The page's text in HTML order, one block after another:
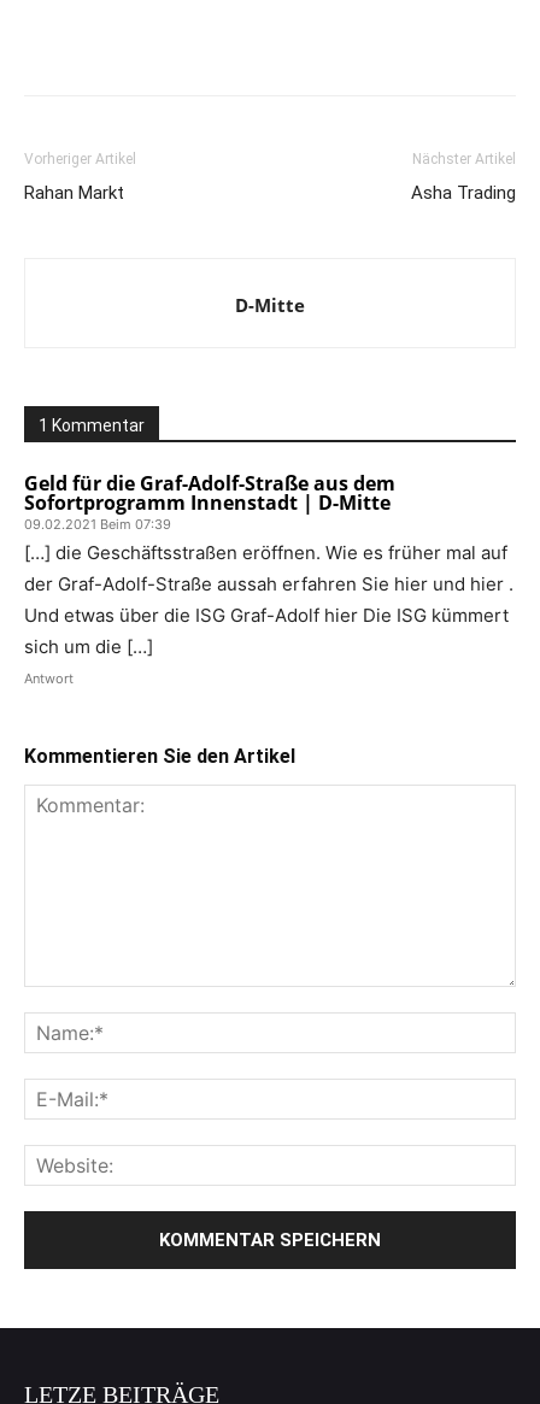
Vorheriger Artikel
Rahan Markt
Nächster Artikel
Asha Trading
D-Mitte
1 Kommentar
Geld für die Graf-Adolf-Straße aus dem
Sofortprogramm Innenstadt | D-Mitte
09.02.2021 Beim 07:39
[…] die Geschäftsstraßen eröffnen. Wie es früher mal auf
der Graf-Adolf-Straße aussah erfahren Sie hier und hier .
Und etwas über die ISG Graf-Adolf hier Die ISG kümmert
sich um die […]
Antwort
Kommentieren Sie den Artikel
LETZE BEITRÄGE